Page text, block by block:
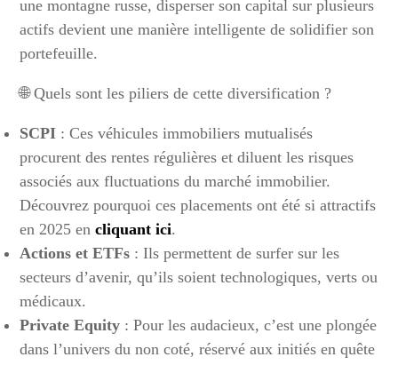
une montagne russe, disperser son capital sur plusieurs
actifs devient une manière intelligente de solidifier son
portefeuille.
🌐 Quels sont les piliers de cette diversification ?
SCPI : Ces véhicules immobiliers mutualisés
procurent des rentes régulières et diluent les risques
associés aux fluctuations du marché immobilier.
Découvrez pourquoi ces placements ont été si attractifs
en 2025 encliquant ici.
Actions et ETFs : Ils permettent de surfer sur les
secteurs d’avenir, qu’ils soient technologiques, verts ou
médicaux.
Private Equity : Pour les audacieux, c’est une plongée
dans l’univers du non coté, réservé aux initiés en quête